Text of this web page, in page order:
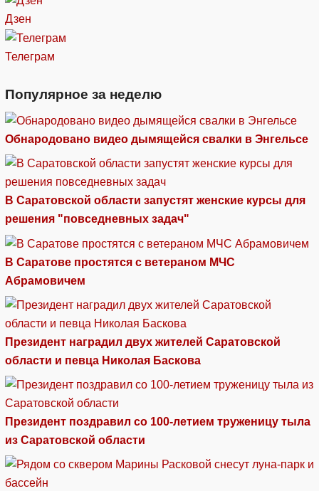
Дзен
Телеграм
Популярное за неделю
Обнародовано видео дымящейся свалки в Энгельсе
В Саратовской области запустят женские курсы для
решения "повседневных задач"
В Саратове простятся с ветераном МЧС
Абрамовичем
Президент наградил двух жителей Саратовской
области и певца Николая Баскова
Президент поздравил со 100-летием труженицу тыла
из Саратовской области